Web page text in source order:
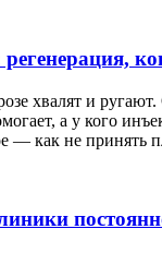
хвалят и
а у кого
— как не принять